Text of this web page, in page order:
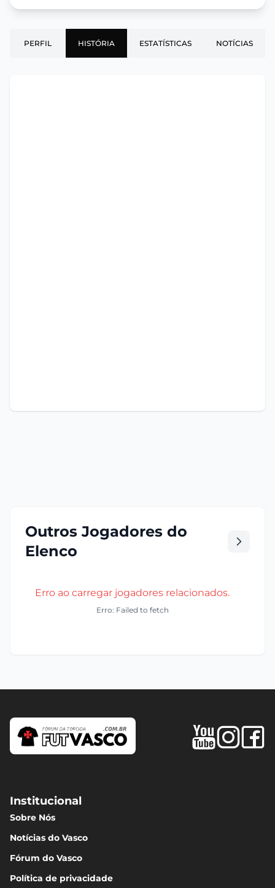
PERFIL HISTÓRIA ESTATÍSTICAS NOTÍCIAS
Outros Jogadores do
Elenco
Erro ao carregar jogadores relacionados.
Erro: Failed to fetch
Institucional
Sobre Nós
Notícias do Vasco
Fórum do Vasco
Política de privacidade